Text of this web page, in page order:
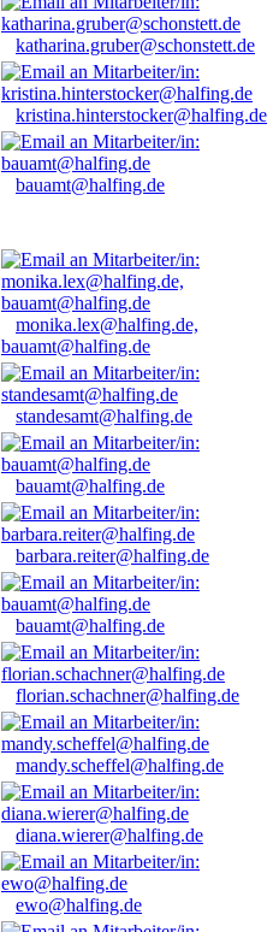
katharina.gruber@schonstett.de
kristina.hinterstocker@halfing.de
bauamt@halfing.de
monika.lex@halfing.de,
bauamt@halfing.de
standesamt@halfing.de
bauamt@halfing.de
barbara.reiter@halfing.de
bauamt@halfing.de
florian.schachner@halfing.de
mandy.scheffel@halfing.de
diana.wierer@halfing.de
ewo@halfing.de